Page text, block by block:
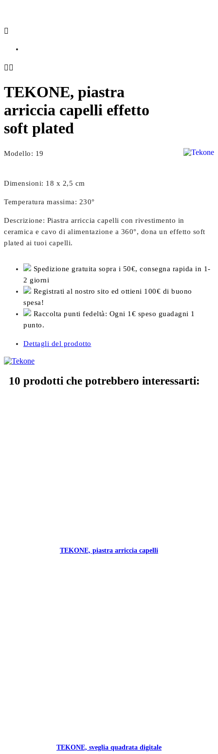

 
TEKONE, piastra
arriccia capelli effetto
soft plated
Modello: 19
Dimensioni: 18 x 2,5 cm
Temperatura massima: 230°
Descrizione: Piastra arriccia capelli con rivestimento in
ceramica e cavo di alimentazione a 360°, dona un effetto soft
plated ai tuoi capelli.
Spedizione gratuita sopra i 50€, consegna rapida in 1-
2 giorni
Registrati al nostro sito ed ottieni 100€ di buono
spesa!
Raccolta punti fedeltà: Ogni 1€ speso guadagni 1
punto.
Dettagli del prodotto
10 prodotti che potrebbero interessarti:
TEKONE, piastra arriccia capelli
TEKONE, sveglia quadrata digitale